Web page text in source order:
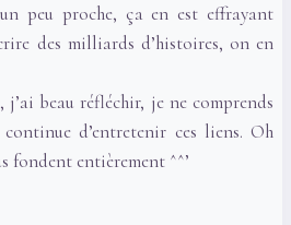
peu proche, ça en est effrayant
des milliards d’histoires, on en
j’ai beau réfléchir, je ne comprends
d’entretenir ces liens. Oh
fondent entièrement ^^’